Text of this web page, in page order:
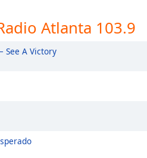
Atlanta 103.9
See A Victory